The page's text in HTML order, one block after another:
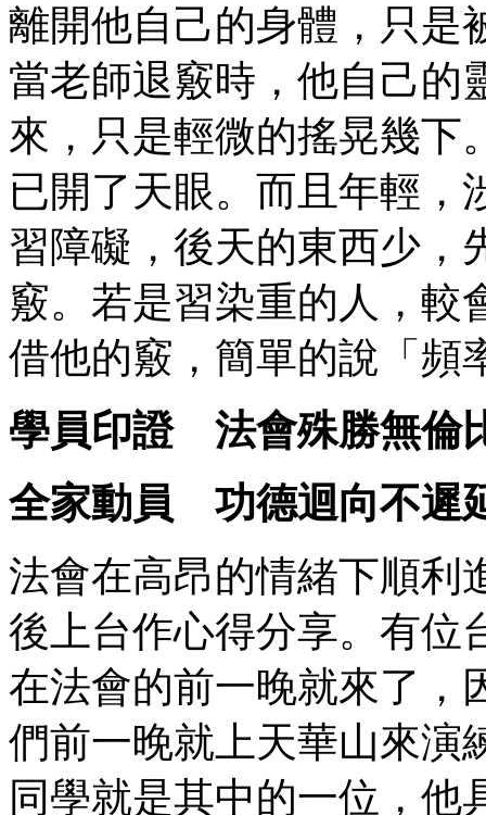
離開他自己的身體，只是
當老師退竅時，他自己的
來，只是輕微的搖晃幾下
已開了天眼。而且年輕，
習障礙，後天的東西少，
竅。若是習染重的人，較
借他的竅，簡單的說「頻
學員印證 法會殊勝無倫
全家動員 功德迴向不遲
法會在高昂的情緒下順利
後上台作心得分享。有位
在法會的前一晚就來了，
們前一晚就上天華山來演
同學就是其中的一位，他